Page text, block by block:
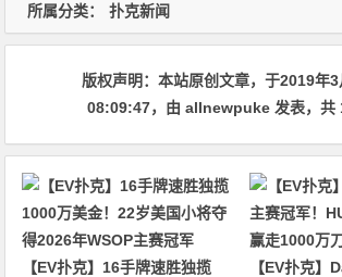
所属分类： 扑克新闻
版权声明：本站原创文章，于2019年3
08:09:47，由allnewpuke 发表，共
【EV扑克】16手牌速胜独揽
【EV扑克】